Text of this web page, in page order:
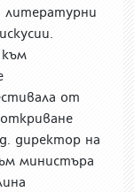
литературни
от
директор на
министъра